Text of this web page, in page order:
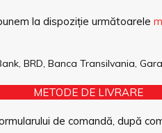
la dispoziție următoarele
BRD, Banca Transilvania,
METODE DE LIVRARE
de comandă, după